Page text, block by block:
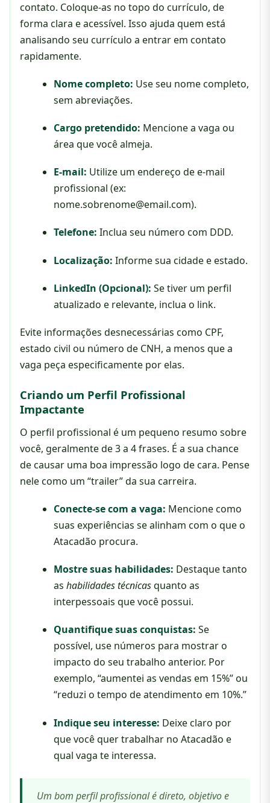
contato. Coloque-as no topo do currículo, de
forma clara e acessível. Isso ajuda quem está
analisando seu currículo a entrar em contato
rapidamente.
Nome completo: Use seu nome completo,
sem abreviações.
Cargo pretendido: Mencione a vaga ou
área que você almeja.
E-mail: Utilize um endereço de e-mail
profissional (ex:
nome.sobrenome@email.com).
Telefone: Inclua seu número com DDD.
Localização: Informe sua cidade e estado.
LinkedIn (Opcional): Se tiver um perfil
atualizado e relevante, inclua o link.
Evite informações desnecessárias como CPF,
estado civil ou número de CNH, a menos que a
vaga peça especificamente por elas.
Criando um Perfil Profissional
Impactante
O perfil profissional é um pequeno resumo sobre
você, geralmente de 3 a 4 frases. É a sua chance
de causar uma boa impressão logo de cara. Pense
nele como um “trailer” da sua carreira.
Conecte-se com a vaga: Mencione como
suas experiências se alinham com o que o
Atacadão procura.
Mostre suas habilidades: Destaque tanto
as habilidades técnicasquanto as
interpessoais que você possui.
Quantifique suas conquistas: Se
possível, use números para mostrar o
impacto do seu trabalho anterior. Por
exemplo, “aumentei as vendas em 15%” ou
“reduzi o tempo de atendimento em 10%.”
Indique seu interesse: Deixe claro por
que você quer trabalhar no Atacadão e
qual vaga te interessa.
Um bom perfil profissional é direto, objetivo e